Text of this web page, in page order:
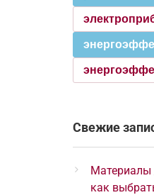
Свежие
Материалы
как